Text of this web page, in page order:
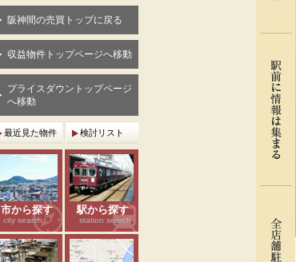
阪神間の売買トップに戻る
収益物件トップページへ移動
プライスダウントップページ
へ移動
最近見た物件 検討リスト
市から探す
city search
駅から探す
station search